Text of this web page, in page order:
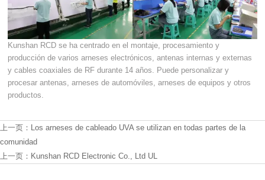
Kunshan RCD se ha centrado en el montaje, procesamiento y
producción de varios arneses electrónicos, antenas internas y externas
y cables coaxiales de RF durante 14 años. Puede personalizar y
procesar antenas, arneses de automóviles, arneses de equipos y otros
productos.
上一页：
Los arneses de cableado UVA se utilizan en todas partes de la
comunidad
上一页： Kunshan RCD Electronic Co., Ltd UL